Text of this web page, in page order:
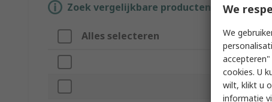
Zoek vergelijkbare producten door een of
Alles selecteren Attribuut
Merk
Product Type
We
We
cookies. U
wilt, klikt u
informatie